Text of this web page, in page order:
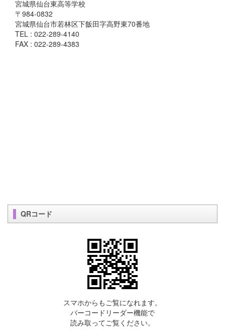
宮城県仙台東高等学校
〒984-0832
宮城県仙台市若林区下飯田字高野東70番地
TEL : 022-289-4140
FAX : 022-289-4383
QRコード
スマホからもご覧になれます。
バーコードリーダー機能で
読み取ってご覧ください。